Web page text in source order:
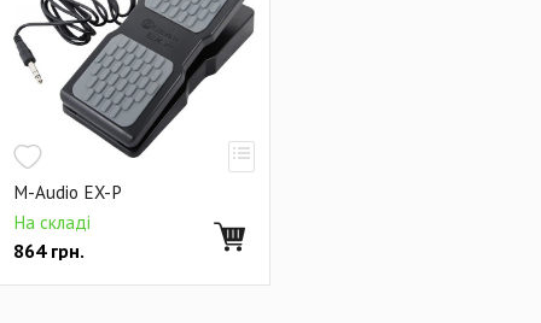
M-Audio EX-P
На складі
864грн.